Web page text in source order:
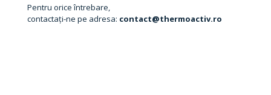
Pentru orice întrebare,
contactați-ne pe adresa: contact@thermoactiv.ro